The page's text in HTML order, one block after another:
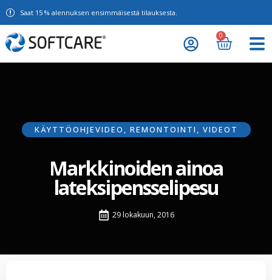
Saat 15 % alennuksen ensimmäisestä tilauksesta.
0
KÄYTTÖOHJEVIDEO , REMONTOINTI , VIDEOT
Markkinoiden ainoa
lateksipensselipesu
29 lokakuun, 2016